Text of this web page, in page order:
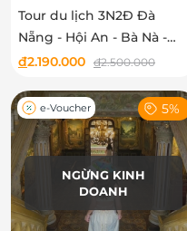
Tour du lịch 3N2Đ Đà
Nẵng - Hội An - Bà Nà -
Sơn Trà - Cầu Tình Yêu
đ2.190.000 đ2.500.000
NGỪNG KINH
DOANH
e-Voucher 5%